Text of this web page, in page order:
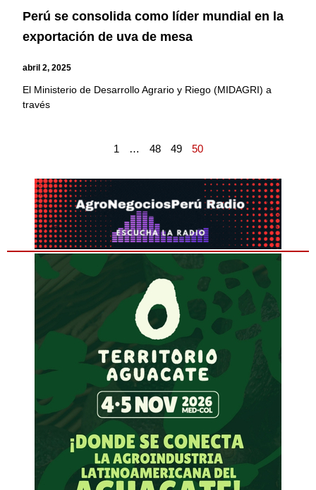
Perú se consolida como líder mundial en la
exportación de uva de mesa
abril 2, 2025
El Ministerio de Desarrollo Agrario y Riego (MIDAGRI) a
través
1 … 48 49 50